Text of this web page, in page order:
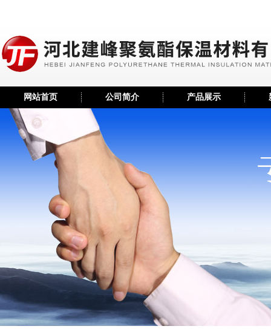
网站首页 公司简介 产品展示